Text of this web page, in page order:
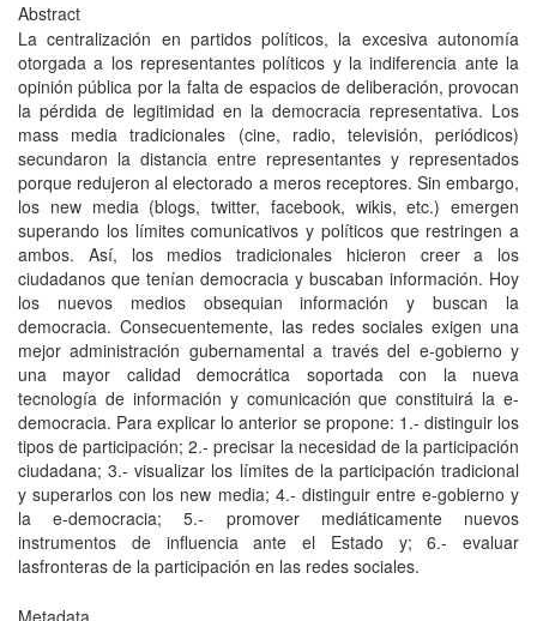
Abstract
La centralización en partidos políticos, la excesiva autonomía
otorgada a los representantes políticos y la indiferencia ante la
opinión pública por la falta de espacios de deliberación, provocan
la pérdida de legitimidad en la democracia representativa. Los
mass media tradicionales (cine, radio, televisión, periódicos)
secundaron la distancia entre representantes y representados
porque redujeron al electorado a meros receptores. Sin embargo,
los new media (blogs, twitter, facebook, wikis, etc.) emergen
superando los límites comunicativos y políticos que restringen a
ambos. Así, los medios tradicionales hicieron creer a los
ciudadanos que tenían democracia y buscaban información. Hoy
los nuevos medios obsequian información y buscan la
democracia. Consecuentemente, las redes sociales exigen una
mejor administración gubernamental a través del e-gobierno y
una mayor calidad democrática soportada con la nueva
tecnología de información y comunicación que constituirá la e-
democracia. Para explicar lo anterior se propone: 1.- distinguir los
tipos de participación; 2.- precisar la necesidad de la participación
ciudadana; 3.- visualizar los límites de la participación tradicional
y superarlos con los new media; 4.- distinguir entre e-gobierno y
la e-democracia; 5.- promover mediáticamente nuevos
instrumentos de influencia ante el Estado y; 6.- evaluar
lasfronteras de la participación en las redes sociales.
Metadata